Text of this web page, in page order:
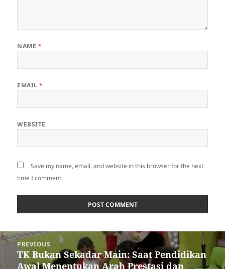
NAME *
EMAIL*
WEBSITE
Save my name, email, and website in this browser for the next
time I comment.
Post
navigation
PREVIOUS
Previous
post:
TK Bukan Sekadar Main: Saat Pendidikan
Awal Menentukan Arah Prestasi dan